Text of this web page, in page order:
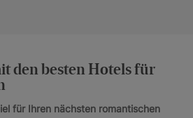
den besten Hotels für
für Ihren nächsten romantischen